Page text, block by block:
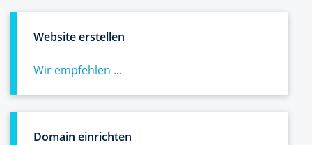
Website erstellen
Wir empfehlen ...
Domain einrichten